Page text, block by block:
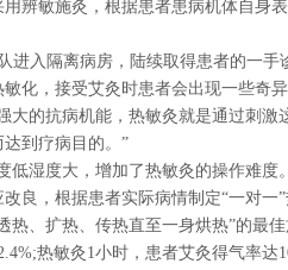
辨敏施灸，根据患者患病机体自身
进入隔离病房，陆续取得患者的一
化，接受艾灸时患者会出现一些奇
大的抗病机能，热敏灸就是通过刺激
到疗病目的。”
低湿度大，增加了热敏灸的操作难度
良，根据患者实际病情制定“一对一
热、扩热、传热直至一身烘热”的最
热敏灸1小时，患者艾灸得气率达